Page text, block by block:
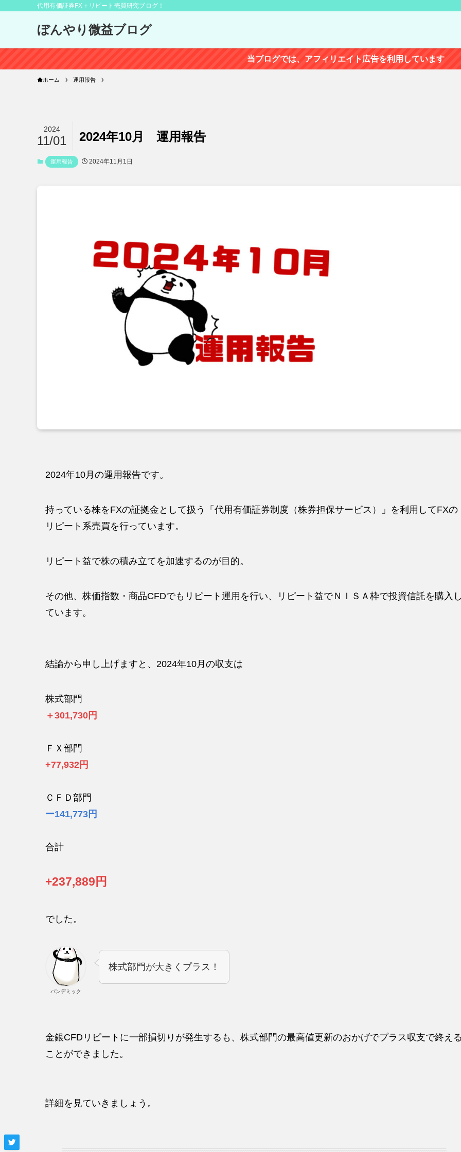
代用有価証券FX＋リピート売買研究ブログ！
ぼんやり微益ブログ
当ブログでは、アフィリエイト広告を利用しています
ホーム 運用報告
2024年10月 運用報告
2024
11/01
運用報告 2024年11月1日
2024年10月の運用報告です。
持っている株をFXの証拠金として扱う「代用有価証券制度（株券担保サービス）」を利用してFXの
リピート系売買を行っています。
リピート益で株の積み立てを加速するのが目的。
その他、株価指数・商品CFDでもリピート運用を行い、リピート益でＮＩＳＡ枠で投資信託を購入
ています。
結論から申し上げますと、2024年10月の収支は
株式部門
＋301,730円
ＦＸ部門
+77,932円
ＣＦＤ部門
ー141,773円
合計
+237,889円
でした。
パンデミック
株式部門が大きくプラス！
金銀CFDリピートに一部損切りが発生するも、株式部門の最高値更新のおかげでプラス収支で終え
ことができました。
詳細を見ていきましょう。